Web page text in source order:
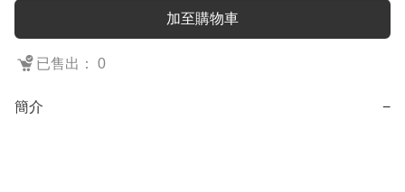
加至購物車
已售出： 0
簡介 −